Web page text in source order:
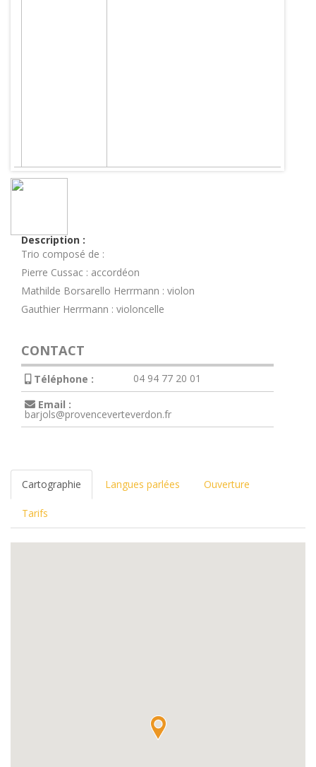
Description :
Trio composé de :
Pierre Cussac : accordéon
Mathilde Borsarello Herrmann : violon
Gauthier Herrmann : violoncelle
CONTACT
Téléphone :
04 94 77 20 01
Email :
barjols@provenceverteverdon.fr
Cartographie Langues parlées Ouverture
Tarifs